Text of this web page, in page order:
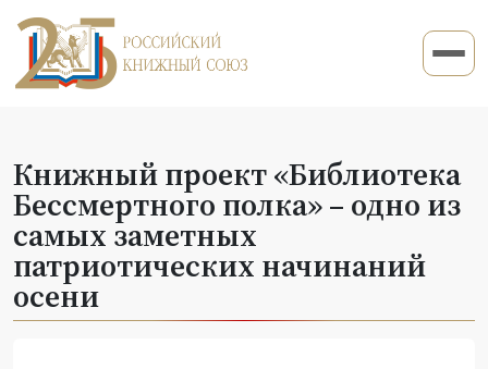
Книжный проект «Библиотека
Бессмертного полка» – одно из
самых заметных
патриотических начинаний
осени